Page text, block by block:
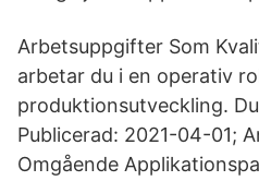
Arbetsuppgifter Som
arbetar du i en operativ
produktionsutveckling.
Publicerad: 2021-04-01;
Omgående